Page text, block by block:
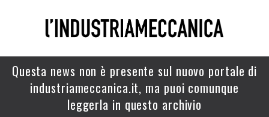
Questa news non è presente sul nuovo portale di
industriameccanica.it, ma puoi comunque
leggerla in questo archivio